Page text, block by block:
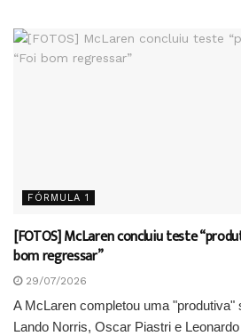
FÓRMULA 1
[FOTOS] McLaren concluiu teste
bom regressar”
29/07/2026
A McLaren completou uma
Lando Norris, Oscar Piastri e